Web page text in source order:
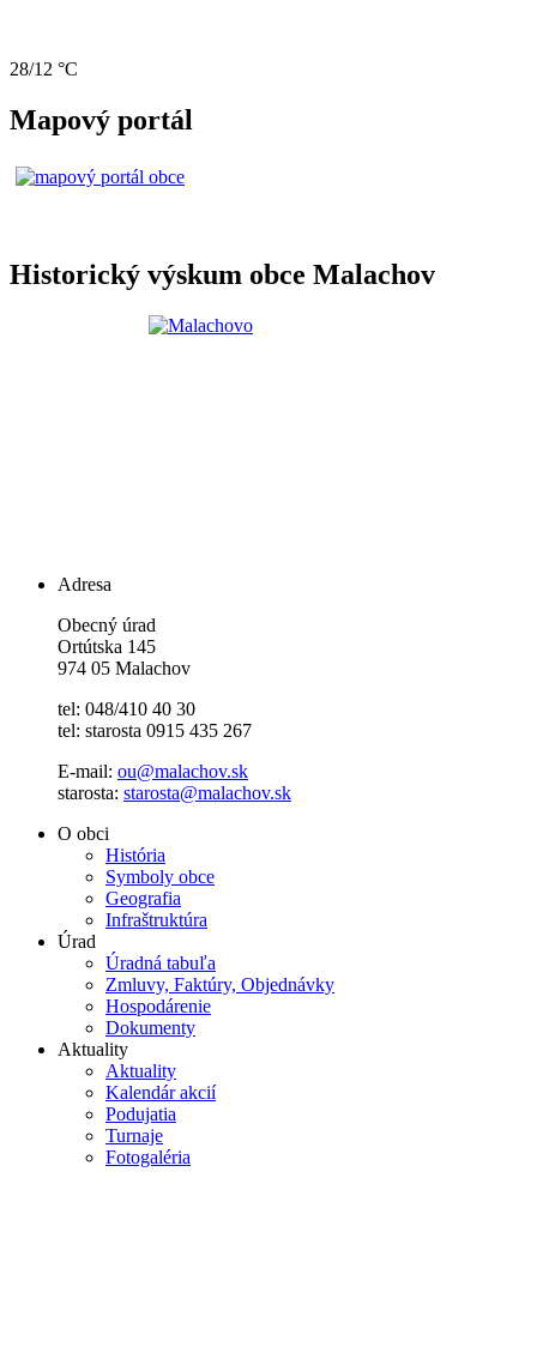
28/12 °C
Mapový portál
Historický výskum obce Malachov
Adresa
Obecný úrad
Ortútska 145
974 05 Malachov
tel: 048/410 40 30
tel: starosta 0915 435 267
E-mail: ou@malachov.sk
starosta: starosta@malachov.sk
O obci
História
Symboly obce
Geografia
Infraštruktúra
Úrad
Úradná tabuľa
Zmluvy, Faktúry, Objednávky
Hospodárenie
Dokumenty
Aktuality
Aktuality
Kalendár akcií
Podujatia
Turnaje
Fotogaléria